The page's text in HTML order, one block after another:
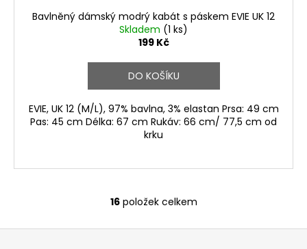
Bavlněný dámský modrý kabát s páskem EVIE UK 12
Skladem (1 ks)
199 Kč
DO KOŠÍKU
EVIE, UK 12 (M/L), 97% bavlna, 3% elastan Prsa: 49 cm
Pas: 45 cm Délka: 67 cm Rukáv: 66 cm/ 77,5 cm od
krku
O
v
16položek celkem
Z